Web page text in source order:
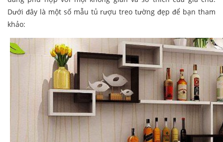
Dưới đây là một số mẫu tủ rượu treo tường đẹp để bạn tham
khảo: